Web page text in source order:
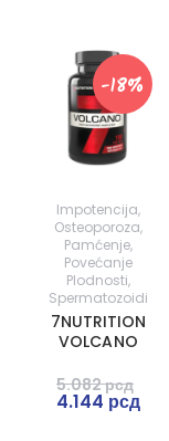
-18%
Impotencija,
Osteoporoza,
Pamćenje,
Povećanje
Plodnosti,
Spermatozoidi
7NUTRITION
VOLCANO
5.082рсд
4.144рсд